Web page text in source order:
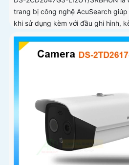
trang bị công nghệ AcuSearch
khi sử dụng kèm với đầu ghi hình,
ngược sáng WDR 130dB, trang bị
đàm thoại 2 chiều, ống kính 4